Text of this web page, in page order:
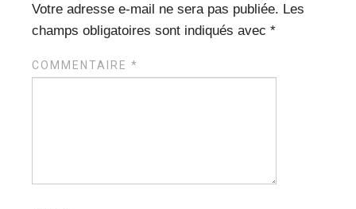
Votre adresse e-mail ne sera pas publiée. Les
champs obligatoires sont indiqués avec*
COMMENTAIRE*